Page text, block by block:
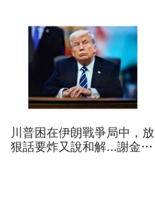
川普困在伊朗戰爭局中，放
狠話要炸又說和解...謝金河